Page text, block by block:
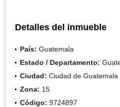
Detalles del inmueble
País: Guatemala
Estado / Departamento:
Ciudad: Ciudad de Guatemala
Zona: 15
Código: 9724897